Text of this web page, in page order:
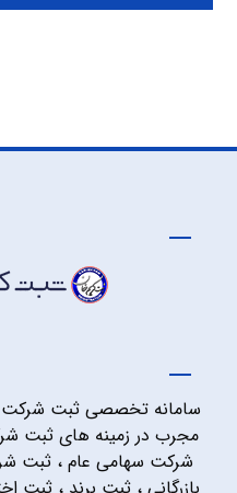
سامانه تخصصی ثبت شرکت
مجرب در زمینه های ثبت
شرکت سهامی عام ، ثبت